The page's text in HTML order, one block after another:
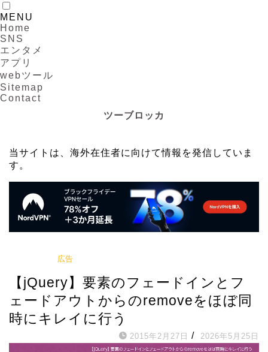
MENU
Home
SNS
エンタメ
アプリ
webツール
Sitemap
Contact
ツーブロッカ
当サイトは、海外在住者に向けて情報を発信していま
す。
広告
【jQuery】要素のフェードインとフ
ェードアウトからのremoveをほぼ同
時にキレイに行う
2015年2月27日 / 2026年5月25日